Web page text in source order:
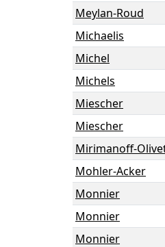
Meylan-Roud
Michaelis
Michel
Michels
Miescher
Miescher
Mirimanoff-
Mohler-Acker
Monnier
Monnier
Monnier